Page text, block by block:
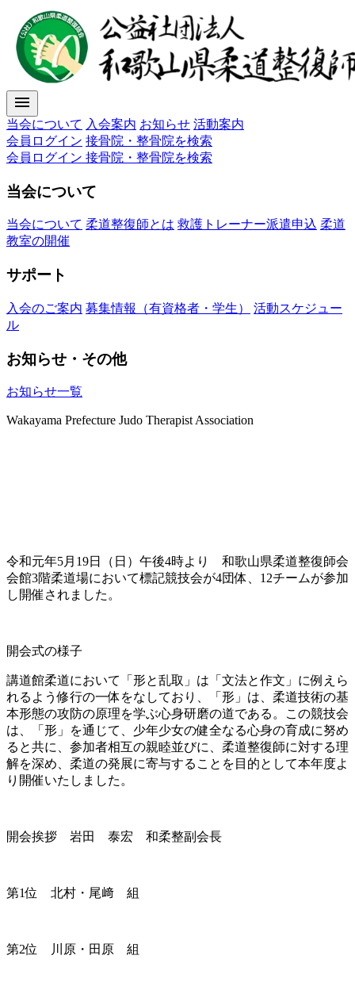
menu
当会について 入会案内 お知らせ 活動案内
会員ログイン 接骨院・整骨院を検索
会員ログイン 接骨院・整骨院を検索
当会について
当会について 柔道整復師とは 救護トレーナー派遣申込 柔道
教室の開催
サポート
入会のご案内 募集情報（有資格者・学生）
活動スケジュー
ル
お知らせ・その他
お知らせ一覧
Wakayama Prefecture Judo Therapist Association
令和元年5月19日（日）午後4時より 和歌山県柔道整復師会
会館3階柔道場において標記競技会が4団体、12チームが参加
し開催されました。
開会式の様子
講道館柔道において「形と乱取」は「文法と作文」に例えら
れるよう修行の一体をなしており、「形」は、柔道技術の基
本形態の攻防の原理を学ぶ心身研磨の道である。この競技会
は、「形」を通じて、少年少女の健全なる心身の育成に努め
ると共に、参加者相互の親睦並びに、柔道整復師に対する理
解を深め、柔道の発展に寄与することを目的として本年度よ
り開催いたしました。
開会挨拶 岩田 泰宏 和柔整副会長
第1位 北村・尾﨑 組
第2位 川原・田原 組